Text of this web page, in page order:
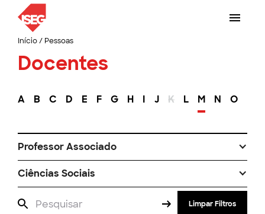
Início/ Pessoas
Docentes
A B C D E F G H I J K L M N O
Professor Associado
Ciências Sociais
Limpar Filtros